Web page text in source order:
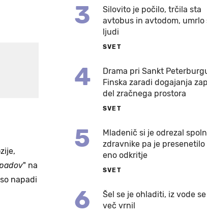
" na
napadi
3
Silovito je počilo, trčila sta
avtobus in avtodom, umrlo
ljudi
SVET
4
Drama pri Sankt
Finska zaradi dogajanja
del zračnega prostora
SVET
5
Mladenič si je odrezal
zdravnike pa je presenetilo
eno odkritje
SVET
6
Šel se je ohladiti, iz vode
več vrnil